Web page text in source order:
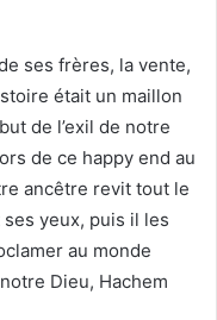
ses frères, la vente,
était un maillon
de l’exil de notre
de ce happy end au
ancêtre revit tout le
yeux, puis il les
au monde
Dieu, Hachem